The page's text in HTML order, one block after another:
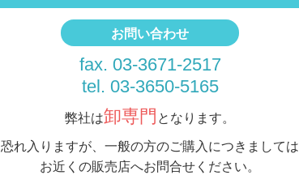
お問い合わせ
fax. 03-3671-2517
tel. 03-3650-5165
弊社は卸専門 となります。
恐れ入りますが、一般の方のご購入につきましては
お近くの販売店へお問合せください。